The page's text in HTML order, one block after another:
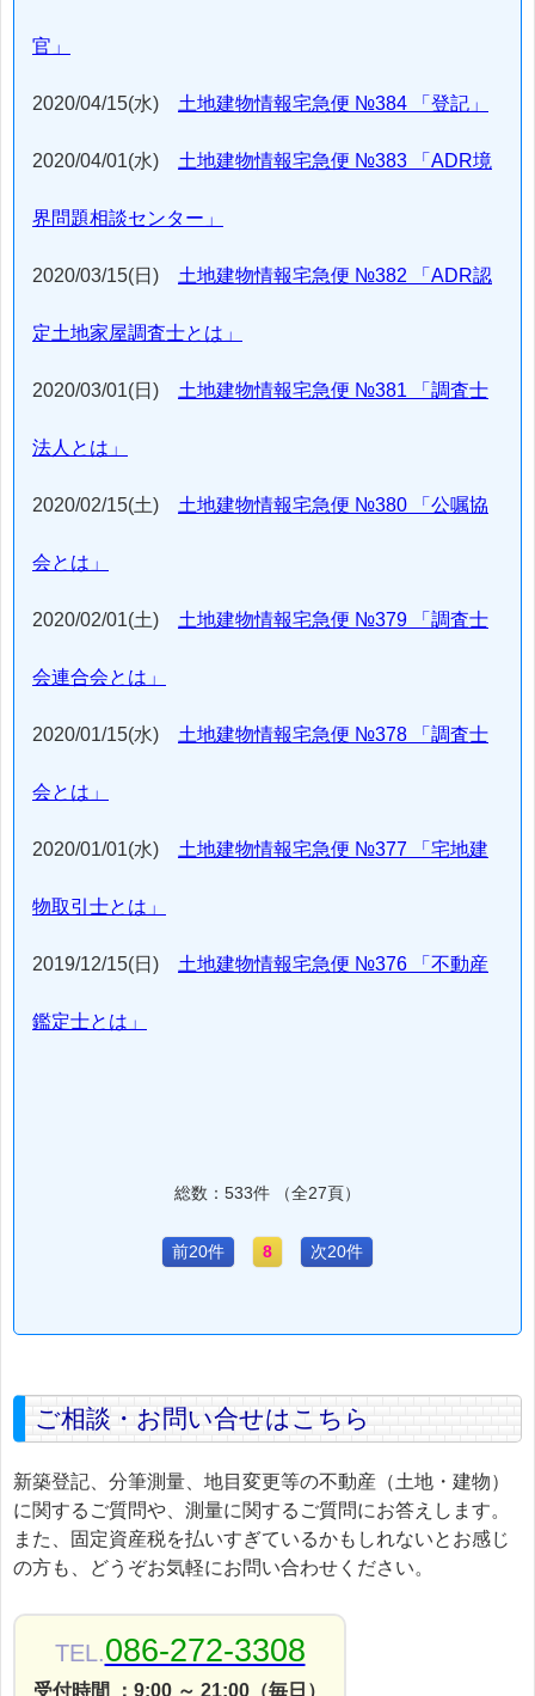
官」
2020/04/15(水) 土地建物情報宅急便 №384 「登記」
2020/04/01(水) 土地建物情報宅急便 №383 「ADR境
界問題相談センター」
2020/03/15(日) 土地建物情報宅急便 №382 「ADR認
定土地家屋調査士とは」
2020/03/01(日) 土地建物情報宅急便 №381 「調査士
法人とは」
2020/02/15(土) 土地建物情報宅急便 №380 「公嘱協
会とは」
2020/02/01(土) 土地建物情報宅急便 №379 「調査士
会連合会とは」
2020/01/15(水) 土地建物情報宅急便 №378 「調査士
会とは」
2020/01/01(水) 土地建物情報宅急便 №377 「宅地建
物取引士とは」
2019/12/15(日) 土地建物情報宅急便 №376 「不動産
鑑定士とは」
総数：533件 （全27頁）
前20件 8 次20件
ご相談・お問い合せはこちら
新築登記、分筆測量、地目変更等の不動産（土地・建物）
に関するご質問や、測量に関するご質問にお答えします。
また、固定資産税を払いすぎているかもしれないとお感じ
の方も、どうぞお気軽にお問い合わせください。
TEL.086-272-3308
受付時間 ：9:00 ～ 21:00（毎日）